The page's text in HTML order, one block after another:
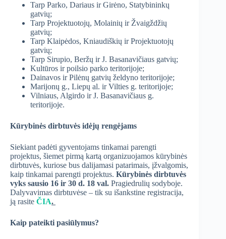
Tarp Parko, Dariaus ir Girėno, Statybininkų
gatvių;
Tarp Projektuotojų, Molainių ir Žvaigždžių
gatvių;
Tarp Klaipėdos, Kniaudiškių ir Projektuotojų
gatvių;
Tarp Sirupio, Beržų ir J. Basanavičiaus gatvių;
Kultūros ir poilsio parko teritorijoje;
Dainavos ir Pilėnų gatvių želdyno teritorijoje;
Marijonų g., Liepų al. ir Vilties g. teritorijoje;
Vilniaus, Algirdo ir J. Basanavičiaus g.
teritorijoje.
Kūrybinės dirbtuvės idėjų rengėjams
Siekiant padėti gyventojams tinkamai parengti
projektus, šiemet pirmą kartą organizuojamos kūrybinės
dirbtuvės, kuriose bus dalijamasi patarimais, įžvalgomis,
kaip tinkamai parengti projektus. Kūrybinės dirbtuvės
vyks sausio 16 ir 30 d. 18 val. Pragiedrulių sodyboje.
Dalyvavimas dirbtuvėse – tik su išankstine registracija,
ją rasite ČIA.
Kaip pateikti pasiūlymus?